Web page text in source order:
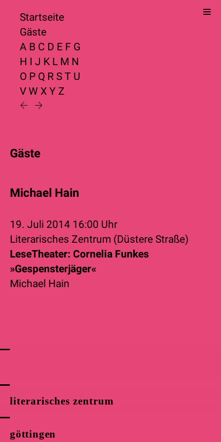
literarisches zentrum
göttingen
Startseite
Gäste
A B C D E F G
H I J K L M N
O P Q R S T U
V W X Y Z
Gäste
Michael Hain
19. Juli 2014 16:00 Uhr
Literarisches Zentrum (Düstere Straße)
LeseTheater: Cornelia Funkes
»Gespensterjäger«
Michael Hain